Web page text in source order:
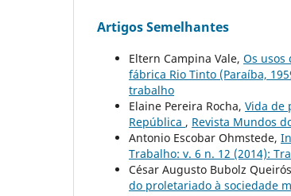
Artigos Semelhantes
Eltern Campina Vale, Os usos
fábrica Rio Tinto (Paraíba,
trabalho
Elaine Pereira Rocha, Vida de
República , Revista Mundos
Antonio Escobar Ohmstede,
Trabalho: v. 6 n. 12 (2014):
César Augusto Bubolz
do proletariado à sociedade